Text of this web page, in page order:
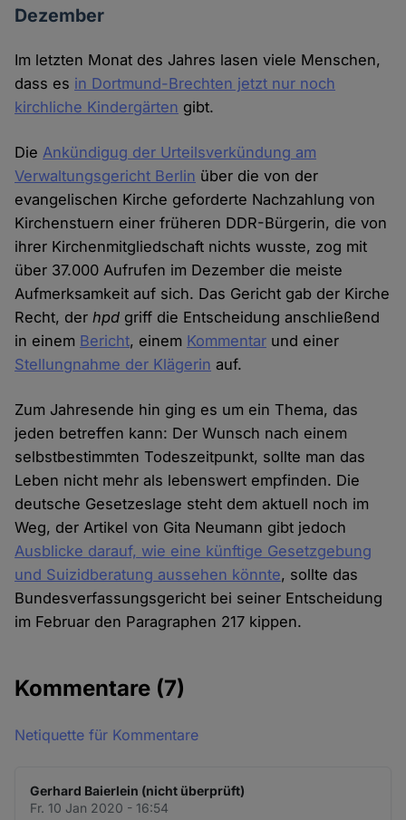
Dezember
Im letzten Monat des Jahres lasen viele Menschen,
dass es in Dortmund-Brechten jetzt nur noch
kirchliche Kindergärten gibt.
DieAnkündigug der Urteilsverkündung am
Verwaltungsgericht Berlin über die von der
evangelischen Kirche geforderte Nachzahlung von
Kirchenstuern einer früheren DDR-Bürgerin, die von
ihrer Kirchenmitgliedschaft nichts wusste, zog mit
über 37.000 Aufrufen im Dezember die meiste
Aufmerksamkeit auf sich. Das Gericht gab der Kirche
Recht, derhpd griff die Entscheidung anschließend
in einem Bericht, einem Kommentar und einer
Stellungnahme der Klägerin auf.
Zum Jahresende hin ging es um ein Thema, das
jeden betreffen kann: Der Wunsch nach einem
selbstbestimmten Todeszeitpunkt, sollte man das
Leben nicht mehr als lebenswert empfinden. Die
deutsche Gesetzeslage steht dem aktuell noch im
Weg, der Artikel von Gita Neumann gibt jedoch
Ausblicke darauf, wie eine künftige Gesetzgebung
und Suizidberatung aussehen könnte, sollte das
Bundesverfassungsgericht bei seiner Entscheidung
im Februar den Paragraphen 217 kippen.
Kommentare (7)
Netiquette für Kommentare
Gerhard Baierlein (nicht überprüft)
Fr. 10 Jan 2020 - 16:54